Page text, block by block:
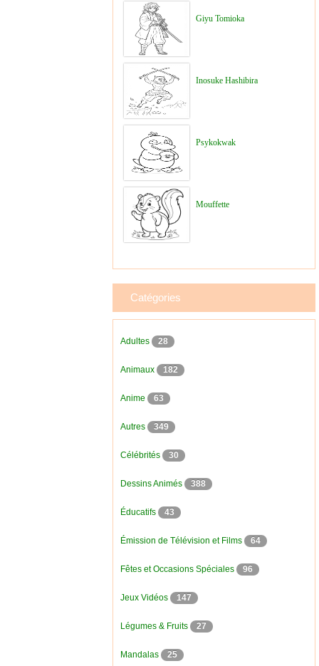
Giyu Tomioka
Inosuke Hashibira
Psykokwak
Mouffette
Catégories
Adultes 28
Animaux 182
Anime 63
Autres 349
Célébrités 30
Dessins Animés 388
Éducatifs 43
Émission de Télévision et Films 64
Fêtes et Occasions Spéciales 96
Jeux Vidéos 147
Légumes & Fruits 27
Mandalas 25